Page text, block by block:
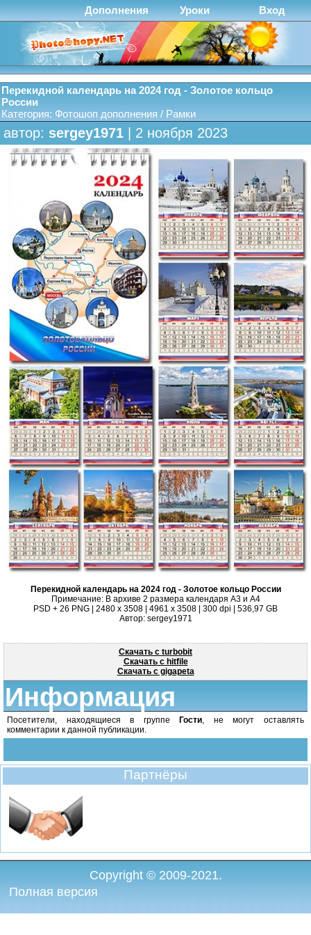
Дополнения Уроки Вход
Перекидной календарь на 2024 год - Золотое кольцо
России
Категория: Фотошоп дополнения / Рамки
автор: sergey1971 | 2 ноября 2023
Перекидной календарь на 2024 год - Золотое кольцо России
Примечание: В архиве 2 размера календаря А3 и А4
PSD + 26 PNG | 2480 x 3508 | 4961 x 3508 | 300 dpi | 536,97 GB
Автор: sergey1971
Скачать с turbobit
Скачать с hitfile
Скачать с gigapeta
Информация
Посетители, находящиеся в группе Гости, не могут оставлять
комментарии к данной публикации.
Партнёры
Copyright © 2009-2021.
Полная версия